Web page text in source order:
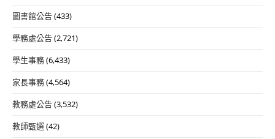
圖書館公告(433)
學務處公告(2,721)
學生事務(6,433)
家長事務(4,564)
教務處公告(3,532)
教師甄選(42)